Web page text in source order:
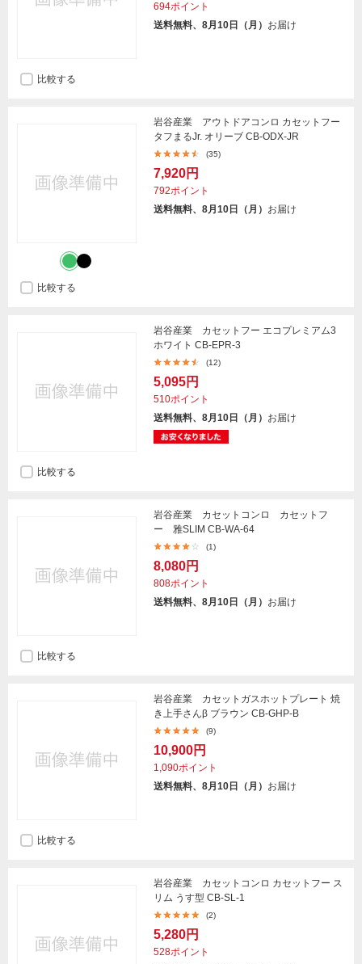
694ポイント
送料無料、8月10日（月） お届け
比較する
岩谷産業 アウトドアコンロ カセットフー
タフまるJr. オリーブ CB-ODX-JR
(35)
7,920円
792ポイント
送料無料、8月10日（月） お届け
比較する
岩谷産業 カセットフー エコプレミアム3
ホワイト CB-EPR-3
(12)
5,095円
510ポイント
送料無料、8月10日（月） お届け
比較する
岩谷産業 カセットコンロ カセットフ
ー 雅SLIM CB-WA-64
(1)
8,080円
808ポイント
送料無料、8月10日（月） お届け
比較する
岩谷産業 カセットガスホットプレート 焼
き上手さんβ ブラウン CB-GHP-B
(9)
10,900円
1,090ポイント
送料無料、8月10日（月） お届け
比較する
岩谷産業 カセットコンロ カセットフー ス
リム うす型 CB-SL-1
(2)
5,280円
528ポイント